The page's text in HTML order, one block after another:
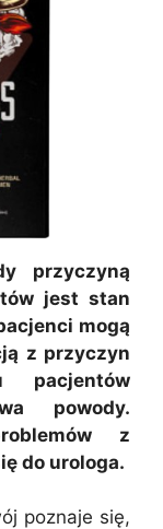
przyczyną
jest stan
mogą
z przyczyn
pacjentów
powody.
z
do urologa.
poznaje się,